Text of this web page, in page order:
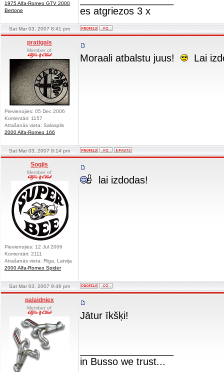
1975 Alfa-Romeo GTV 2000
Bertone
es atgriezos 3 x
Sat Mar 03, 2007 8:41 pm
pratigais
Member of
Pievienojies: 05 Dec 2006
Komentāri: 1157
Atrašanās vieta: Salaspils
2000 Alfa-Romeo 166
Moraali atbalstu juus! Lai
Sat Mar 03, 2007 9:14 pm
Sogjis
Member of
Pievienojies: 12 Jul 2006
Komentāri: 2111
Atrašanās vieta: Riga, Latvija
2000 Alfa-Romeo Spider
lai izdodas!
Sat Mar 03, 2007 9:46 pm
palaidniex
Member of
Jātur īkšķi!
in Busso we trust...